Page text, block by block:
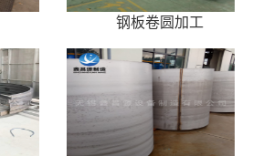
钢板卷圆加工